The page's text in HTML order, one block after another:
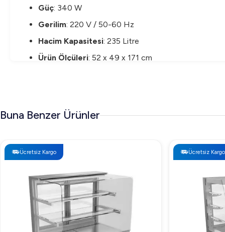
Güç: 340 W
Gerilim: 220 V / 50-60 Hz
Hacim Kapasitesi: 235 Litre
Ürün Ölçüleri: 52 x 49 x 171 cm
Cam Türü
Vosco 235L Dikey Soğutmalı Teşhir Dolabı
Vosco 235L Dikey Soğutmalı Teşhir Dolabı fiyatı,
Vosco 235L Dikey Soğutmalı Teşhir Dolabı
Vosco 235L, sunduğu geniş sergileme alanı, şık
Buna Benzer Ürünler
Ücretsiz Kargo Ücretsiz Kargo